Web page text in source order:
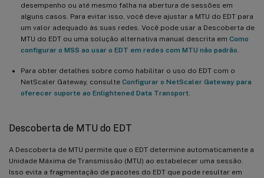
desempenho ou até mesmo falha na abertura de sessões em
alguns casos. Para evitar isso, você deve ajustar a MTU do EDT para
um valor adequado às suas redes. Você pode usar a Descoberta de
MTU do EDT ou uma solução alternativa manual descrita em Como
configurar o MSS ao usar o EDT em redes com MTU não padrão
Para obter detalhes sobre como habilitar o uso do EDT com o
NetScaler Gateway, consulte Configurar o NetScaler Gateway para
oferecer suporte ao Enlightened Data Transport
Descoberta de MTU do EDT
A Descoberta de MTU permite que o EDT determine automaticamente a
Unidade Máxima de Transmissão (MTU) ao estabelecer uma sessão.
Isso evita a fragmentação de pacotes do EDT que pode resultar em